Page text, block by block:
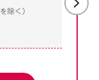
除く）